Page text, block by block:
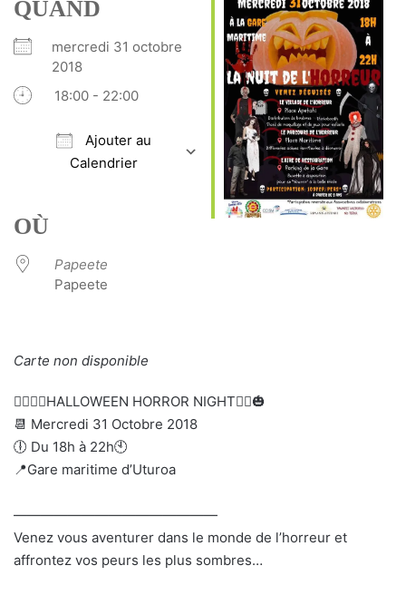
QUAND
mercredi 31 octobre
2018
18:00 - 22:00
Ajouter au
Calendrier
Office 365Outlook Live
OÙ
Papeete
Papeete
Carte non disponible
🧙‍♀️🧟‍♂️HALLOWEEN HORROR NIGHT🧛‍♂️🎃
📆 Mercredi 31 Octobre 2018
🕕 Du 18h à 22h🕙
📍Gare maritime d’Uturoa
———————————————
Venez vous aventurer dans le monde de l’horreur et
affrontez vos peurs les plus sombres…